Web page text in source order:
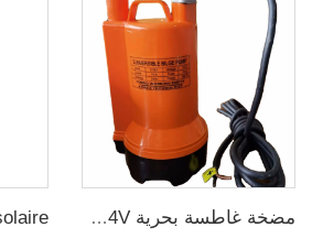
مضخة غاطسة بحرية 12/24V لتصريف المياه